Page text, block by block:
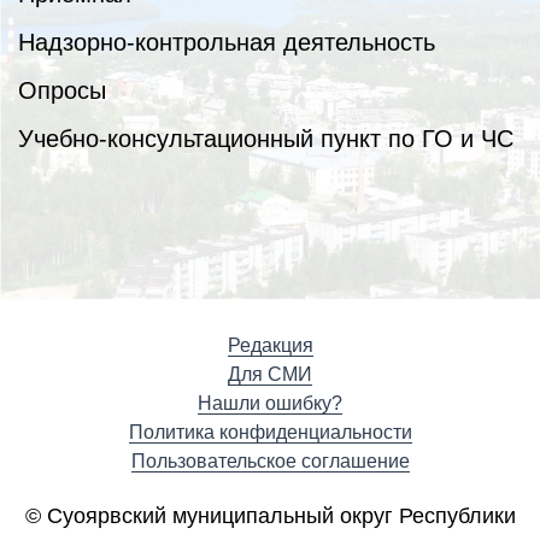
Надзорно-контрольная деятельность
Опросы
Учебно-консультационный пункт по ГО и ЧС
Редакция
Для СМИ
Нашли ошибку?
Политика конфиденциальности
Пользовательское соглашение
© Суоярвский муниципальный округ Республики